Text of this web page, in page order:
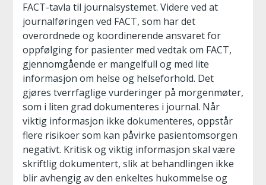
FACT-tavla til journalsystemet. Videre ved at
journalføringen ved FACT, som har det
overordnede og koordinerende ansvaret for
oppfølging for pasienter med vedtak om FACT,
gjennomgående er mangelfull og med lite
informasjon om helse og helseforhold. Det
gjøres tverrfaglige vurderinger på morgenmøter,
som i liten grad dokumenteres i journal. Når
viktig informasjon ikke dokumenteres, oppstår
flere risikoer som kan påvirke pasientomsorgen
negativt. Kritisk og viktig informasjon skal være
skriftlig dokumentert, slik at behandlingen ikke
blir avhengig av den enkeltes hukommelse og